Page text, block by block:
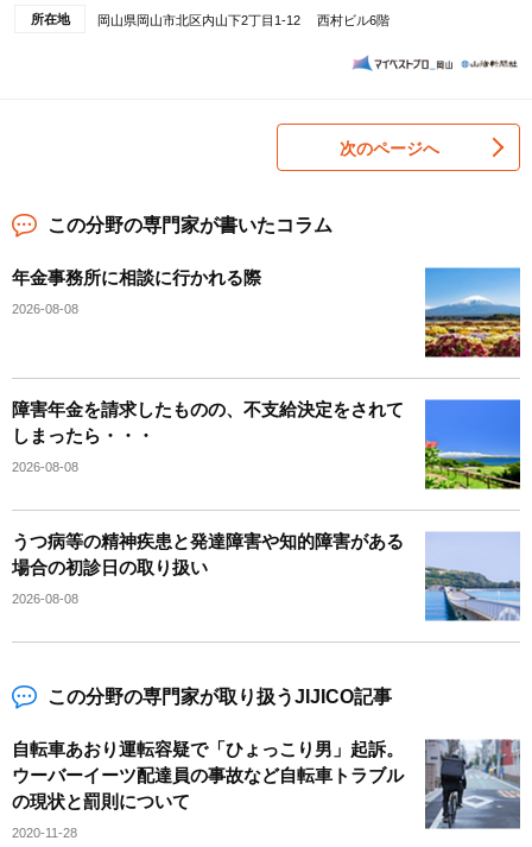
所在地 岡山県岡山市北区内山下2丁目1-12 西村ビル6階
次のページへ
この分野の専門家が書いたコラム
年金事務所に相談に行かれる際
2026-08-08
障害年金を請求したものの、不支給決定をされて
しまったら・・・
2026-08-08
うつ病等の精神疾患と発達障害や知的障害がある
場合の初診日の取り扱い
2026-08-08
この分野の専門家が取り扱うJIJICO記事
自転車あおり運転容疑で「ひょっこり男」起訴。
ウーバーイーツ配達員の事故など自転車トラブル
の現状と罰則について
2020-11-28